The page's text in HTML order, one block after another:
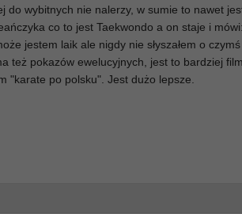
do wybitnych nie nalerzy, w sumie to nawet
co to jest Taekwondo a on staje i
jestem laik ale nigdy nie słyszałem o
też pokazów ewelucyjnych, jest to bardziej film
"karate po polsku". Jest dużo lepsze.